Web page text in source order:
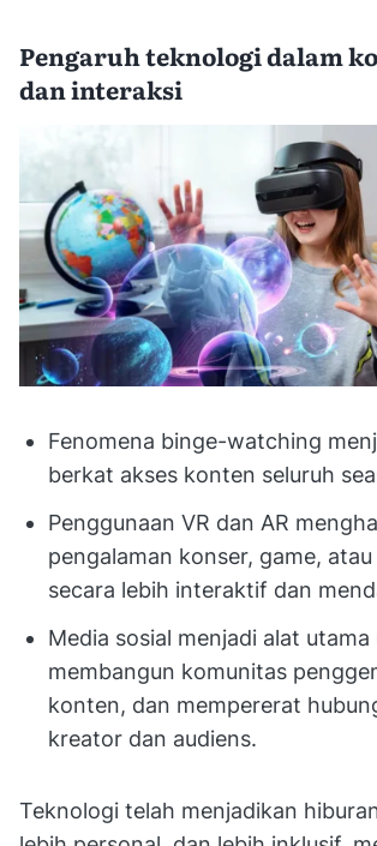
Pengaruh teknologi dalam
dan interaksi
Fenomena binge-watching
berkat akses konten seluruh
Penggunaan VR dan AR
pengalaman konser, game,
secara lebih interaktif dan
Media sosial menjadi alat
membangun komunitas
konten, dan mempererat
kreator dan audiens.
Teknologi telah menjadikan